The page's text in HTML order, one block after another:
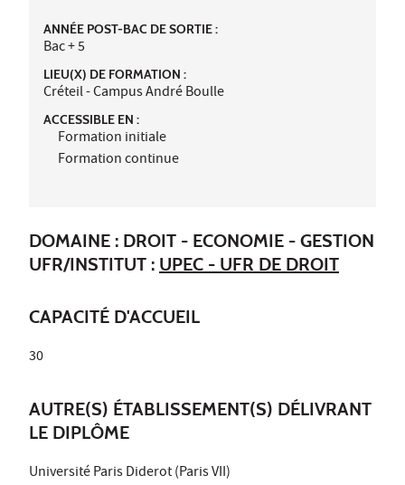
ANNÉE POST-BAC DE SORTIE :
Bac + 5
LIEU(X) DE FORMATION :
Créteil - Campus André Boulle
ACCESSIBLE EN :
Formation initiale
Formation continue
DOMAINE : DROIT - ECONOMIE - GESTION
UFR/INSTITUT : UPEC - UFR DE DROIT
CAPACITÉ D'ACCUEIL
30
AUTRE(S) ÉTABLISSEMENT(S) DÉLIVRANT
LE DIPLÔME
Université Paris Diderot (Paris VII)